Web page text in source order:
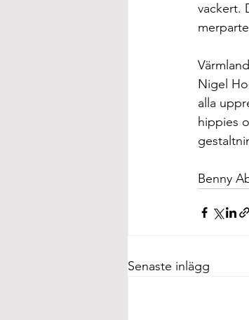
vackert.
Nigel
alla
hippies
Benny
Senaste inlägg